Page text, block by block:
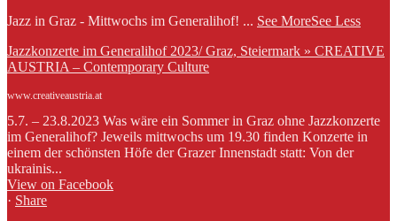
Jazz in Graz - Mittwochs im Generalihof! ... See MoreSee Less
Jazzkonzerte im Generalihof 2023/ Graz, Steiermark » CREATIVE
AUSTRIA – Contemporary Culture
www.creativeaustria.at
5.7. – 23.8.2023 Was wäre ein Sommer in Graz ohne Jazzkonzerte
im Generalihof? Jeweils mittwochs um 19.30 finden Konzerte in
einem der schönsten Höfe der Grazer Innenstadt statt: Von der
ukrainis...
View on Facebook
· Share